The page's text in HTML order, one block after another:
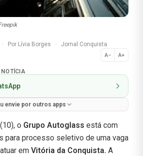
· Por Lívia Borges · Jornal Conquista
A− A+
Normal
envie por outros apps
o Grupo Autoglass está com
para processo seletivo de uma vaga
em Vitória da Conquista. A